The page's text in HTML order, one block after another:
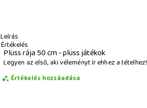
Leírás
Értékelés
Plüss rája 50 cm - plüss játékok
Legyen az első, aki véleményt ír ehhez a tételhez!
Értékelés hozzáadása